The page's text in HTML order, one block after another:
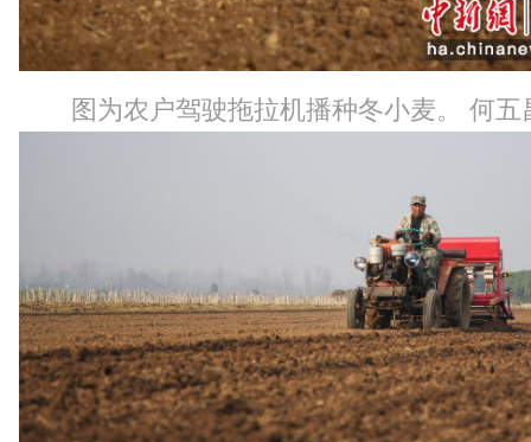
图为农户驾驶拖拉机播种冬小麦。 何五